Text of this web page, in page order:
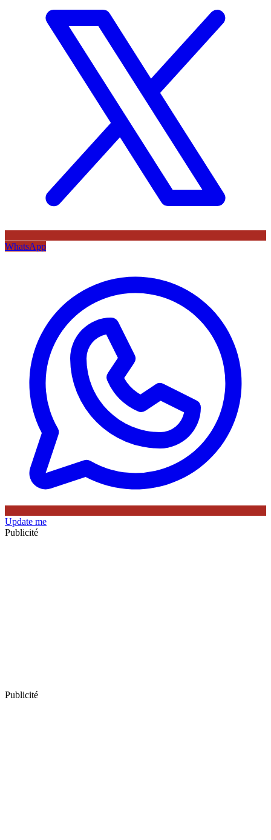
WhatsApp
Update me
Publicité
Publicité